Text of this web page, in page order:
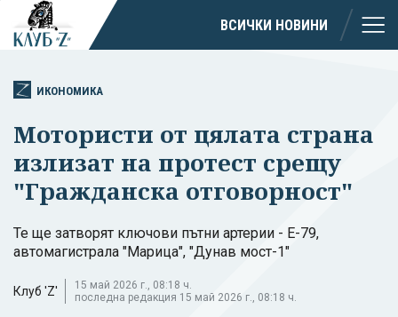
ВСИЧКИ НОВИНИ
ИКОНОМИКА
Мотористи от цялата страна
излизат на протест срещу
"Гражданска отговорност"
Те ще затворят ключови пътни артерии - Е-79,
автомагистрала "Марица", "Дунав мост-1"
Клуб 'Z'
15 май 2026 г., 08:18 ч.
последна редакция 15 май 2026 г., 08:18 ч.